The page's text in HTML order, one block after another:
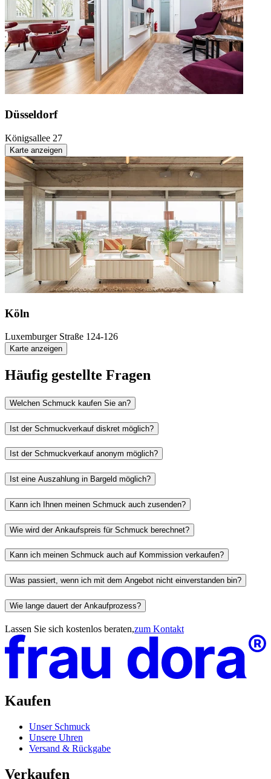
Düsseldorf
Königsallee 27
Karte anzeigen
Köln
Luxemburger Straße 124-126
Karte anzeigen
Häufig gestellte Fragen
Welchen Schmuck kaufen Sie an?
Ist der Schmuckverkauf diskret möglich?
Ist der Schmuckverkauf anonym möglich?
Ist eine Auszahlung in Bargeld möglich?
Kann ich Ihnen meinen Schmuck auch zusenden?
Wie wird der Ankaufspreis für Schmuck berechnet?
Kann ich meinen Schmuck auch auf Kommission verkaufen?
Was passiert, wenn ich mit dem Angebot nicht einverstanden bin?
Wie lange dauert der Ankaufprozess?
Lassen Sie sich kostenlos beraten,zum Kontakt
Kaufen
Unser Schmuck
Unsere Uhren
Versand & Rückgabe
Verkaufen